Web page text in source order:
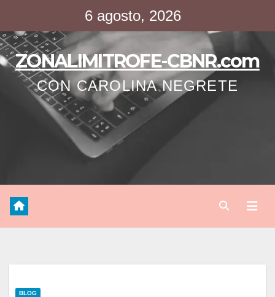
contenido
6 agosto, 2026
ZONALIMITROFE-CBNR.com
CON CAROLINA NEGRETE
BLOG